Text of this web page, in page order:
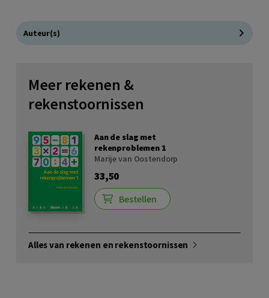
Auteur(s)
Meer rekenen &
rekenstoornissen
Aan de slag met
rekenproblemen 1
Marije van Oostendorp
33,50
Bestellen
Alles van rekenen en rekenstoornissen